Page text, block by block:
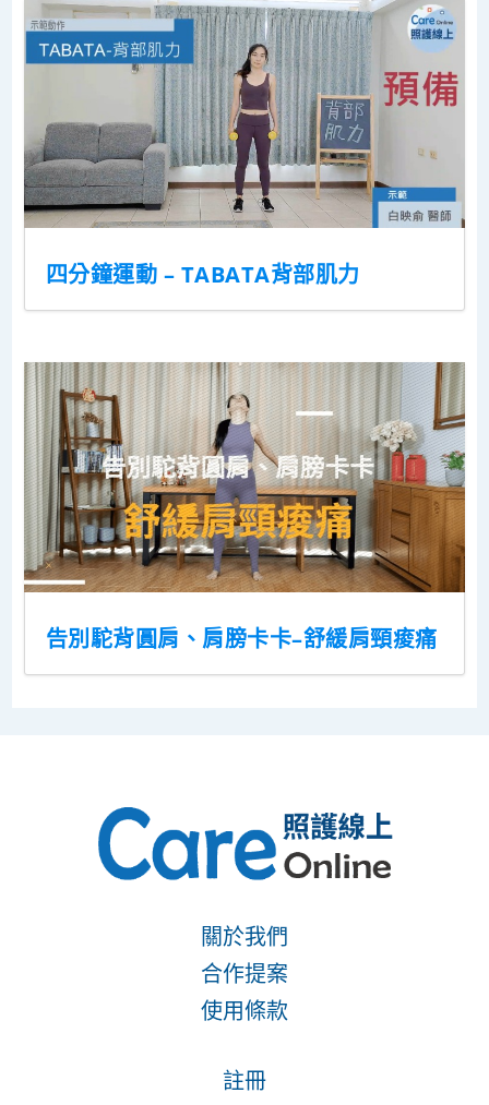
四分鐘運動 – TABATA背部肌力
告別駝背圓肩、肩膀卡卡–舒緩肩頸痠痛
關於我們
合作提案
使用條款
註冊